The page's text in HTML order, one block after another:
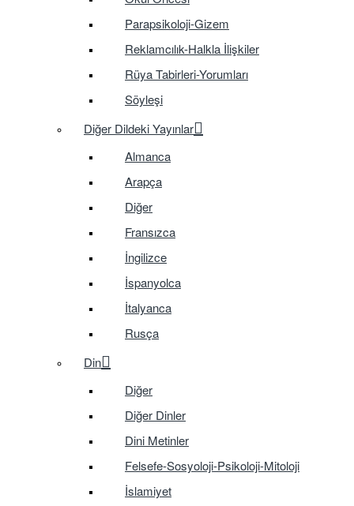
Parapsikoloji-Gizem
Reklamcılık-Halkla İlişkiler
Rüya Tabirleri-Yorumları
Söyleşi
Diğer Dildeki Yayınlar
Almanca
Arapça
Diğer
Fransızca
İngilizce
İspanyolca
İtalyanca
Rusça
Din
Diğer
Diğer Dinler
Dini Metinler
Felsefe-Sosyoloji-Psikoloji-Mitoloji
İslamiyet